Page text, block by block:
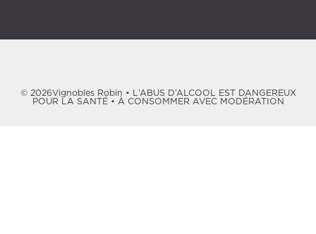
© 2026Vignobles Robin • L’ABUS D’ALCOOL EST DANGEREUX
POUR LA SANTÉ • À CONSOMMER AVEC MODÉRATION